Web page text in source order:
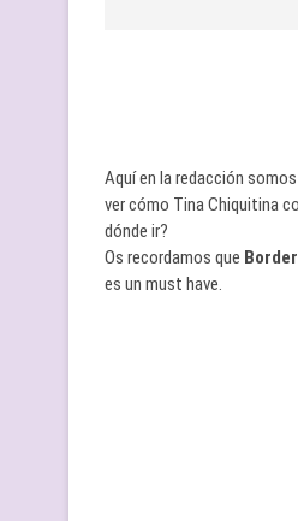
Aquí en la redacción
ver cómo Tina Chiquitina
dónde ir?
Os recordamos que
es un must have.